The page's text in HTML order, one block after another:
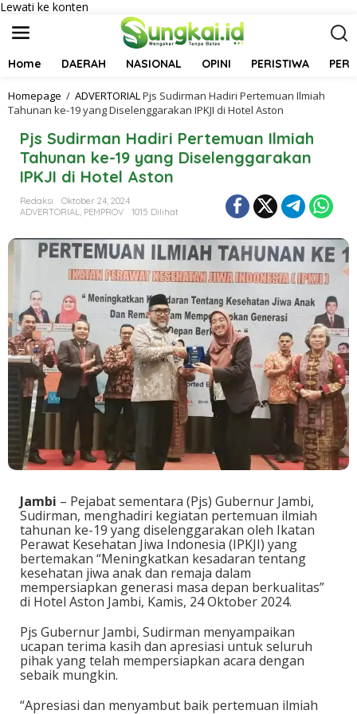
Lewati ke konten
Home DAERAH NASIONAL OPINI PERISTIWA
Homepage / ADVERTORIALPjs Sudirman Hadiri Pertemuan Ilmiah
Tahunan ke-19 yang Diselenggarakan IPKJI di Hotel Aston
Pjs Sudirman Hadiri Pertemuan Ilmiah
Tahunan ke-19 yang Diselenggarakan
IPKJI di Hotel Aston
Redaksi
Oktober 24, 2024
ADVERTORIAL, PEMPROV 1015 Dilihat
Jambi – Pejabat sementara (Pjs) Gubernur Jambi,
Sudirman, menghadiri kegiatan pertemuan ilmiah
tahunan ke-19 yang diselenggarakan oleh Ikatan
Perawat Kesehatan Jiwa Indonesia (IPKJI) yang
bertemakan “Meningkatkan kesadaran tentang
kesehatan jiwa anak dan remaja dalam
mempersiapkan generasi masa depan berkualitas”
di Hotel Aston Jambi, Kamis, 24 Oktober 2024.
Pjs Gubernur Jambi, Sudirman menyampaikan
ucapan terima kasih dan apresiasi untuk seluruh
pihak yang telah mempersiapkan acara dengan
sebaik mungkin.
“Apresiasi dan menyambut baik pertemuan ilmiah